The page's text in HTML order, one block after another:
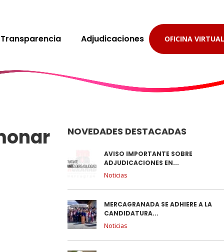
Transparencia Adjudicaciones OFICINA VIRTUAL
NOVEDADES DESTACADAS
AVISO IMPORTANTE SOBRE
ADJUDICACIONES EN...
Noticias
MERCAGRANADA SE ADHIERE A LA
CANDIDATURA...
Noticias